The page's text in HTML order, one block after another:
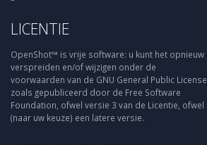
LICENTIE
OpenShot™ is vrije software: u kunt het opnieuw
verspreiden en/of wijzigen onder de
voorwaarden van de GNU General Public License
zoals gepubliceerd door de Free Software
Foundation, ofwel versie 3 van de Licentie, ofwel
(naar uw keuze) een latere versie.